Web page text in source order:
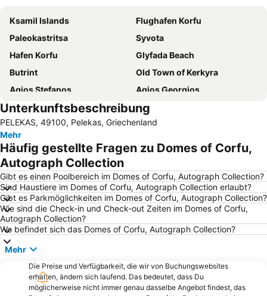
Ksamil Islands
Flughafen Korfu
Paleokastritsa
Syvota
Hafen Korfu
Glyfada Beach
Butrint
Old Town of Kerkyra
Agios Stefanos
Agios Georgios
Hafen von Igoumenitsa
Messonghi Strand
Arillas Beach
Aqualand Corfu
Benitses
Acharavi
Kontogialos Pelekas Beach
Liapades
Nisaki
Dassia
Agia Paraskevi
Traditional Settlement of Pelekas
Pontikonissi
Marathias
Strand von Ermones
Kontokali
Waterpark & Sport Center ''Hydropolis''
Kassiopi
Barbati
Syri i Kaltër
Unterkunftsbeschreibung
PELEKAS, 49100, Pelekas, Griechenland
Mehr
Häufig gestellte Fragen zu Domes of Corfu,
Autograph Collection
Gibt es einen Poolbereich im Domes of Corfu, Autograph Collection?
Sind Haustiere im Domes of Corfu, Autograph Collection erlaubt?
Gibt es Parkmöglichkeiten im Domes of Corfu, Autograph Collection?
Wie sind die Check-in und Check-out Zeiten im Domes of Corfu,
Autograph Collection?
Wo befindet sich das Domes of Corfu, Autograph Collection?
Mehr
Die Preise und Verfügbarkeit, die wir von Buchungswebsites
erhalten, ändern sich laufend. Das bedeutet, dass Du
möglicherweise nicht immer genau dasselbe Angebot findest, das